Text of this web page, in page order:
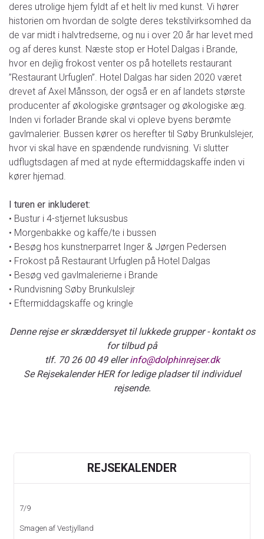
deres utrolige hjem fyldt af et helt liv med kunst. Vi hører
historien om hvordan de solgte deres tekstilvirksomhed da
de var midt i halvtredserne, og nu i over 20 år har levet med
og af deres kunst. Næste stop er Hotel Dalgas i Brande,
hvor en dejlig frokost venter os på hotellets restaurant
”Restaurant Urfuglen”. Hotel Dalgas har siden 2020 været
drevet af Axel Månsson, der også er en af landets største
producenter af økologiske grøntsager og økologiske æg.
Inden vi forlader Brande skal vi opleve byens berømte
gavlmalerier. Bussen kører os herefter til Søby Brunkulslejer,
hvor vi skal have en spændende rundvisning. Vi slutter
udflugtsdagen af med at nyde eftermiddagskaffe inden vi
kører hjemad.
I turen er inkluderet:
• Bustur i 4-stjernet luksusbus
• Morgenbakke og kaffe/te i bussen
• Besøg hos kunstnerparret Inger & Jørgen Pedersen
• Frokost på Restaurant Urfuglen på Hotel Dalgas
• Besøg ved gavlmalerierne i Brande
• Rundvisning Søby Brunkulslejr
• Eftermiddagskaffe og kringle
Denne rejse er skræddersyet til lukkede grupper - kontakt os
for tilbud på
tlf. 70 26 00 49 ellerinfo@dolphinrejser.dk
Se Rejsekalender HER for ledige pladser til individuel
rejsende.
KONTAKT OS
REJSEKALENDER
7/9
Smagen af Vestjylland